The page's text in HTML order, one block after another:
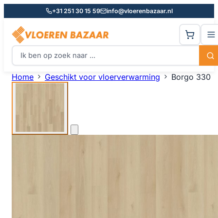
+31 251 30 15 59 info@vloerenbazaar.nl
Home Geschikt voor vloerverwarming Borgo 330